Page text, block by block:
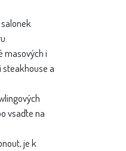
masových i
steakhouse a
vsaďte na
je k